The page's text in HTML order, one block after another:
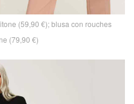
(59,90 €); blusa con rouches
(79,90 €)